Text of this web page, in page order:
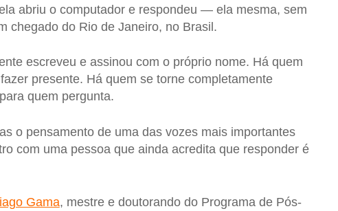
abriu o computador e respondeu — ela mesma, sem
chegado do Rio de Janeiro, no Brasil.
escreveu e assinou com o próprio nome. Há quem
presente. Há quem se torne completamente
quem pergunta.
o pensamento de uma das vozes mais importantes
com uma pessoa que ainda acredita que responder é
Gama, mestre e doutorando do Programa de Pós-